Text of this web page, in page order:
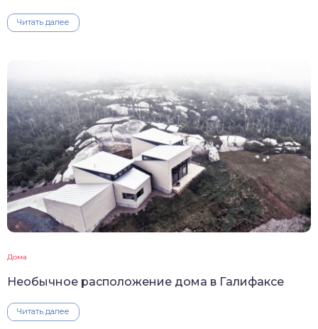
Читать далее
Дома
Необычное расположение дома в Галифаксе
Читать далее